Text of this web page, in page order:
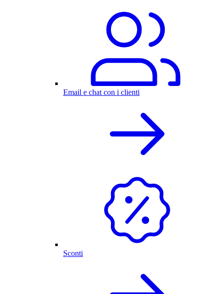
Email e chat con i clienti
Sconti